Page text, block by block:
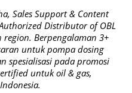
Sales Support & Content
Distributor of OBL
Berpengalaman 3+
untuk pompa dosing
spesialisasi pada promosi
untuk oil & gas,